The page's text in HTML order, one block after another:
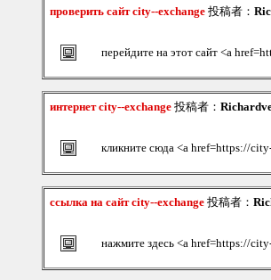
проверить сайт city--exchange 投稿者：
перейдите на этот сайт <a
интернет city--exchange 投稿者：
кликните сюда <a href=https://
ссылка на сайт city--exchange 投稿者：
нажмите здесь <a href=https://